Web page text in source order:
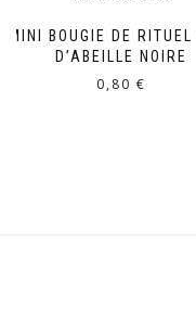
MINI BOUGIE DE RITUEL
D’ABEILLE NOIRE
0,80 €